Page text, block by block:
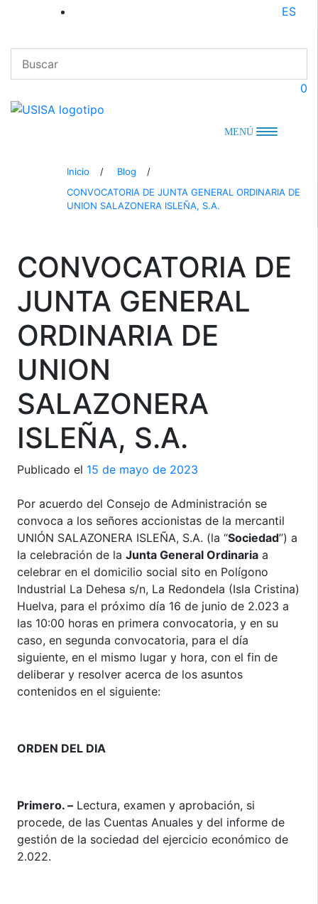
ES
0
MENÚ
Inicio / Blog
/
CONVOCATORIA DE JUNTA GENERAL ORDINARIA DE
UNION SALAZONERA ISLEÑA, S.A.
CONVOCATORIA DE
JUNTA GENERAL
ORDINARIA DE
UNION
SALAZONERA
ISLEÑA, S.A.
Publicado el 15 de mayo de 2023
Por acuerdo del Consejo de Administración se
convoca a los señores accionistas de la mercantil
UNIÓN SALAZONERA ISLEÑA, S.A. (la “Sociedad”) a
la celebración de la Junta General Ordinaria a
celebrar en el domicilio social sito en Polígono
Industrial La Dehesa s/n, La Redondela (Isla Cristina)
Huelva, para el próximo día 16 de junio de 2.023 a
las 10:00 horas en primera convocatoria, y en su
caso, en segunda convocatoria, para el día
siguiente, en el mismo lugar y hora, con el fin de
deliberar y resolver acerca de los asuntos
contenidos en el siguiente:
ORDEN DEL DIA
Primero. – Lectura, examen y aprobación, si
procede, de las Cuentas Anuales y del informe de
gestión de la sociedad del ejercicio económico de
2.022.